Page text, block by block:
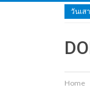
วันเส
Home